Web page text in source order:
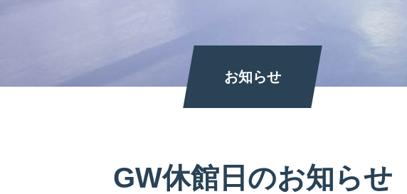
お知らせ
GW休館日のお知らせ